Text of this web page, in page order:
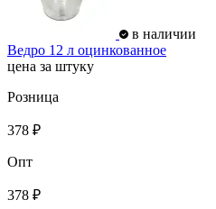
в наличии
Ведро 12 л оцинкованное
цена за штуку
Розница
378 ₽
Опт
378 ₽